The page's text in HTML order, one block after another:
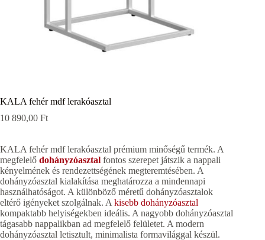
KALA fehér mdf lerakóasztal
10 890,00 Ft
KALA fehér mdf lerakóasztal prémium minőségű termék. A
megfelelő dohányzóasztal fontos szerepet játszik a nappali
kényelmének és rendezettségének megteremtésében. A
dohányzóasztal kialakítása meghatározza a mindennapi
használhatóságot. A különböző méretű dohányzóasztalok
eltérő igényeket szolgálnak. A kisebb dohányzóasztal
kompaktabb helyiségekben ideális. A nagyobb dohányzóasztal
tágasabb nappalikban ad megfelelő felületet. A modern
dohányzóasztal letisztult, minimalista formavilággal készül.